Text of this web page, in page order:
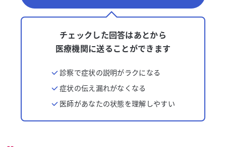
チェックした回答はあとから
医療機関に送ることができます
診察で症状の説明がラクになる
症状の伝え漏れがなくなる
医師があなたの状態を理解しやすい